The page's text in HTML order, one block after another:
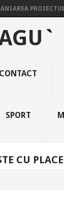
CONTACT
SPORT
CU